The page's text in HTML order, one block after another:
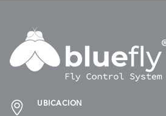
UBICACIÓN